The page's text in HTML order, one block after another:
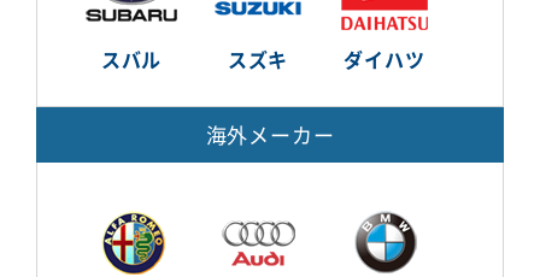
スバル スズキ ダイハツ
海外メーカー